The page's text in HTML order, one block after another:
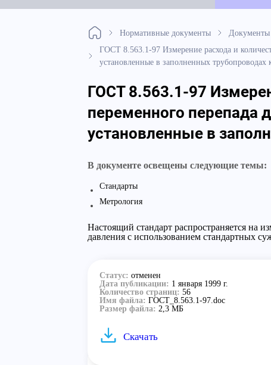
Нормативные документы
Документы
ГОСТ 8.563.1-97 Измерение расхода и
установленные в заполненных трубопроводах
ГОСТ 8.563.1-97
переменного перепада
установленные в
В документе освещены следующие темы:
Стандарты
Метрология
Настоящий стандарт распространяется на
давления с использованием стандартных
Статус: отменен
Дата публикации: 1 января 1999 г.
Количество страниц: 56
Имя файла: ГОСТ_8.563.1-97.doc
Размер файла: 2,3 МБ
Скачать